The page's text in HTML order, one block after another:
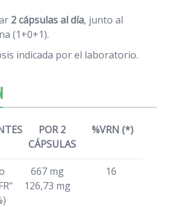
2 cápsulas al día, junto al
(1+0+1).
indicada por el laboratorio.
POR 2
CÁPSULAS
%VRN (*)
667 mg
126,73 mg
16